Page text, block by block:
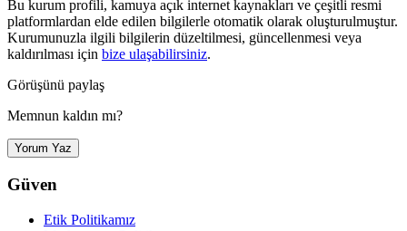
Bu kurum profili, kamuya açık internet kaynakları ve çeşitli resmi
platformlardan elde edilen bilgilerle otomatik olarak oluşturulmuştur.
Kurumunuzla ilgili bilgilerin düzeltilmesi, güncellenmesi veya
kaldırılması için bize ulaşabilirsiniz.
Görüşünü paylaş
Memnun kaldın mı?
Yorum Yaz
Güven
Etik Politikamız